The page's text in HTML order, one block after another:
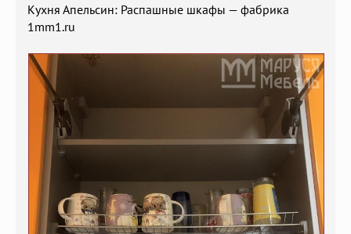
Кухня Апельсин: Распашные шкафы — фабрика
1mm1.ru